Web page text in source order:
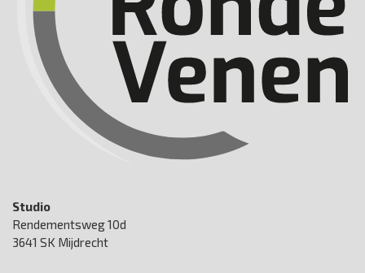
Studio
Rendementsweg 10d
3641 SK Mijdrecht